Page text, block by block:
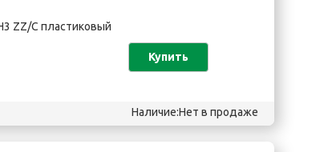
ZZ/C пластиковый
Купить
Наличие:Нет в продаже